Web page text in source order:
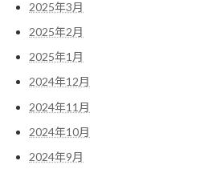
2025年3月
2025年2月
2025年1月
2024年12月
2024年11月
2024年10月
2024年9月